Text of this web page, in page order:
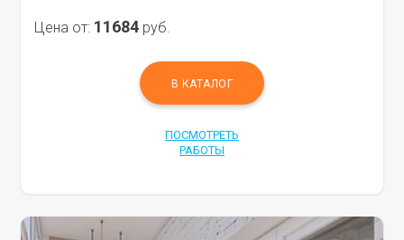
Цена от: 11684 руб.
В КАТАЛОГ
ПОСМОТРЕТЬ
РАБОТЫ